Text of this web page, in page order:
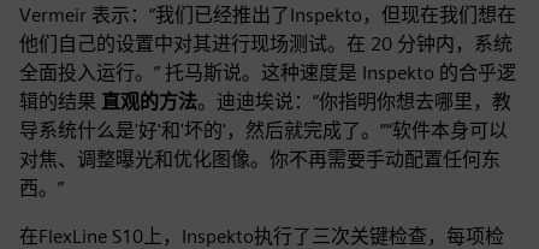
Vermeir 表示：“我们已经推出了Inspekto，但现在我们想在
他们自己的设置中对其进行现场测试。在 20 分钟内，系统
全面投入运行。” 托马斯说。这种速度是 Inspekto 的合乎逻
辑的结果 直观的方法。迪迪埃说：“你指明你想去哪里，教
导系统什么是'好'和'坏的'，然后就完成了。”“软件本身可以
对焦、调整曝光和优化图像。你不再需要手动配置任何东
西。”
在FlexLine S10上，Inspekto执行了三次关键检查，每项检